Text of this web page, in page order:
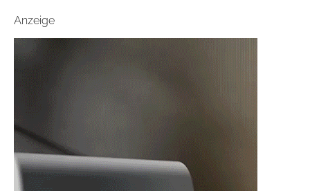
Anzeige